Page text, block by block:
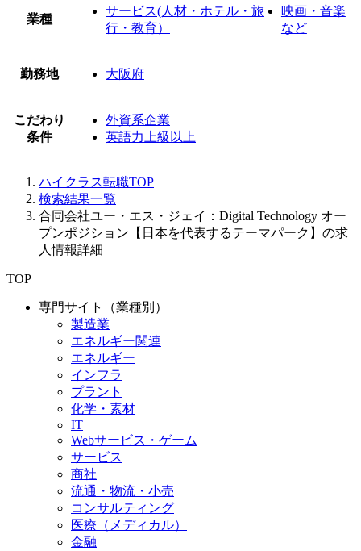
業種
サービス(人材・ホテル・旅
行・教育）
映画・音楽
など
勤務地 大阪府
こだわり
条件
外資系企業
英語力上級以上
ハイクラス転職TOP
検索結果一覧
合同会社ユー・エス・ジェイ：Digital Technology オー
プンポジション【日本を代表するテーマパーク】の求
人情報詳細
TOP
専門サイト（業種別）
製造業
エネルギー関連
エネルギー
インフラ
プラント
化学・素材
IT
Webサービス・ゲーム
サービス
商社
流通・物流・小売
コンサルティング
医療（メディカル）
金融